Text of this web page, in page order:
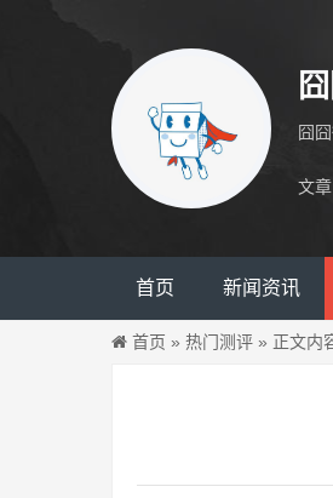
囧
文章
首页 新闻资讯
首页 » 热门测评 » 正文内